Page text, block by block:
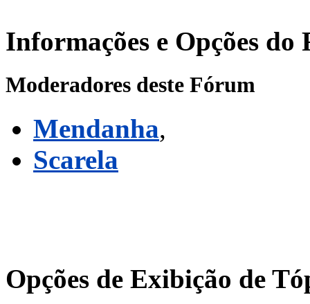
Informações e Opções do
Moderadores deste Fórum
Mendanha,
Scarela
Opções de Exibição de